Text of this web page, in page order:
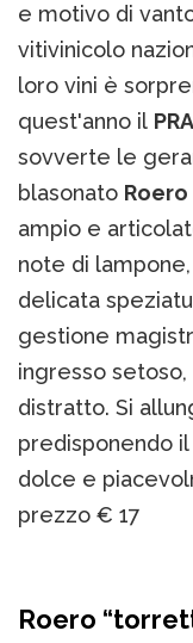
e motivo di
vitivinicolo
loro vini è
quest'anno il
sovverte le
blasonato Roero
ampio e
note di
delicata
gestione
ingresso
distratto. Si
predisponendo
dolce e
prezzo € 17
Roero